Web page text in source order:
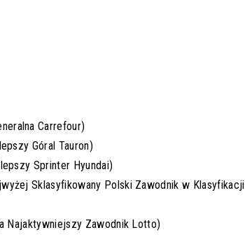
Carrefour)
Góral Tauron)
Sprinter Hyundai)
Sklasyfikowany Polski Zawodnik w Klasyfikacji
Najaktywniejszy Zawodnik Lotto)